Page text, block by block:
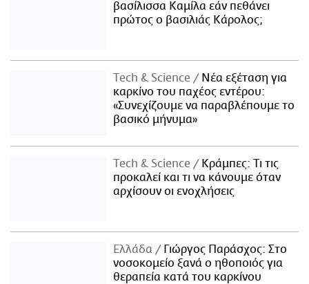
βασίλισσα Καμίλα εάν πεθάνει
πρώτος ο βασιλιάς Κάρολος;
Τech & Science
Νέα εξέταση για
καρκίνο του παχέος εντέρου:
«Συνεχίζουμε να παραβλέπουμε το
βασικό μήνυμα»
Τech & Science
Κράμπες: Τι τις
προκαλεί και τι να κάνουμε όταν
αρχίσουν οι ενοχλήσεις
Ελλάδα
Γιώργος Παράσχος: Στο
νοσοκομείο ξανά ο ηθοποιός για
θεραπεία κατά του καρκίνου